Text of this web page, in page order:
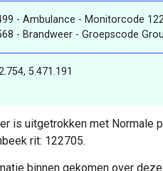
- Ambulance - Monitorcode
- Brandweer - Groepscode
5.471.191
is uitgetrokken met
rit: 122705.
binnen gekomen over